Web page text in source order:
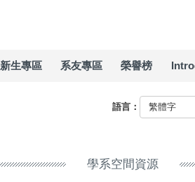
新生專區 系友專區 榮譽榜
語言：
學系空間資源